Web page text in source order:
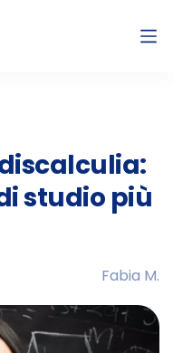
studio più
Fabia M.